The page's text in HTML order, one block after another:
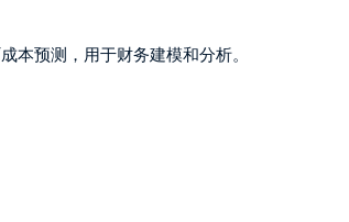
本预测，用于财务建模和分析。